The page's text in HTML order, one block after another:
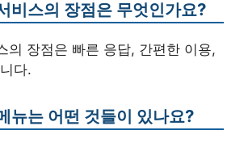
비스의 장점은 무엇인가요?
의 장점은 빠른 응답, 간편한 이용,
다.
뉴는 어떤 것들이 있나요?